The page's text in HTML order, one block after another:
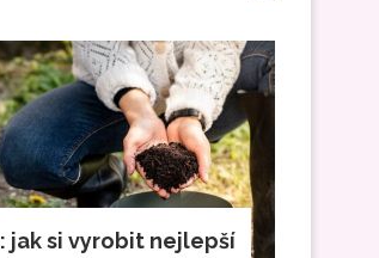
jak si vyrobit nejlepší